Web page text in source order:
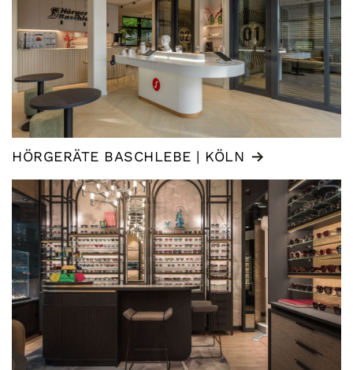
HÖRGERÄTE BASCHLEBE | KÖLN